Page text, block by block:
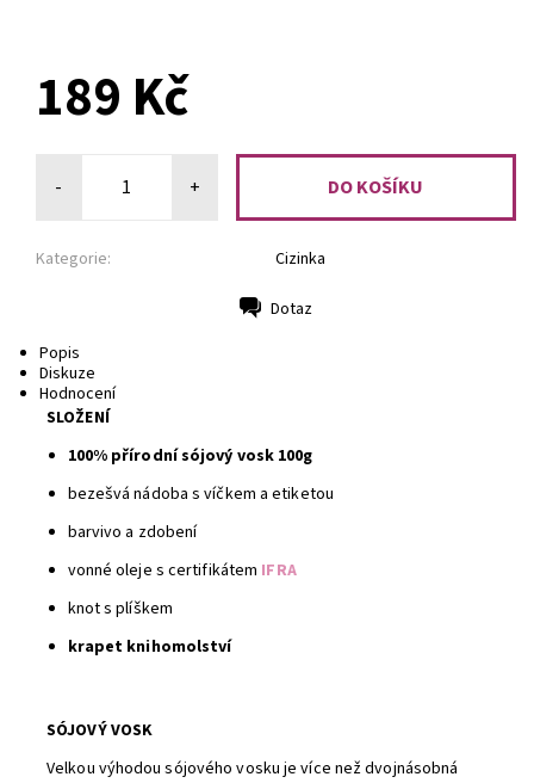
189 Kč
- +
Kategorie: Cizinka
Dotaz
Popis
Diskuze
Hodnocení
SLOŽENÍ
100% přírodní sójový vosk 100g
bezešvá nádoba s víčkem a etiketou
barvivo a zdobení
vonné oleje s certifikátem IFRA
knot s plíškem
krapet knihomolství
SÓJOVÝ VOSK
Velkou výhodou sójového vosku je více než dvojnásobná